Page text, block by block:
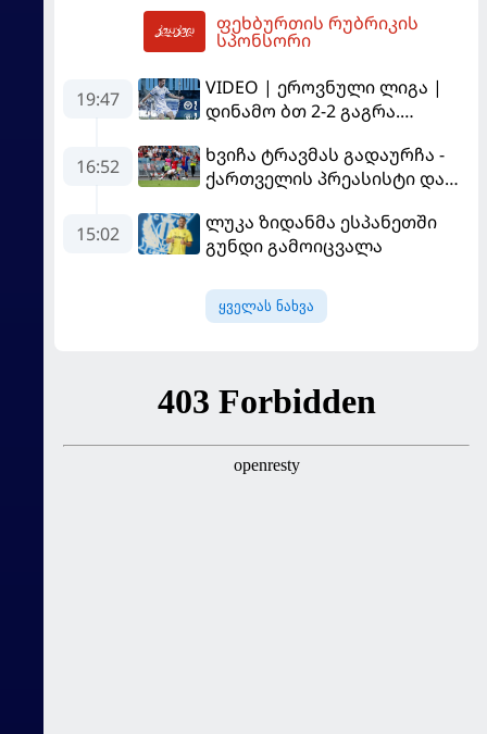
"გალათასარაის" მოუგო
ფეხბურთის რუბრიკის
სპონსორი
19:47
VIDEO | ეროვნული ლიგა |
დინამო ბთ 2-2 გაგრა.
16:52
ხვიჩა ტრავმას გადაურჩა -
ქართველის პრეასისტი და
იუნაიტედთან"
15:02
ლუკა ზიდანმა ესპანეთში
გუნდი გამოიცვალა
ყველას ნახვა